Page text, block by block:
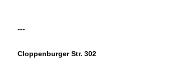
---
Cloppenburger Str. 302